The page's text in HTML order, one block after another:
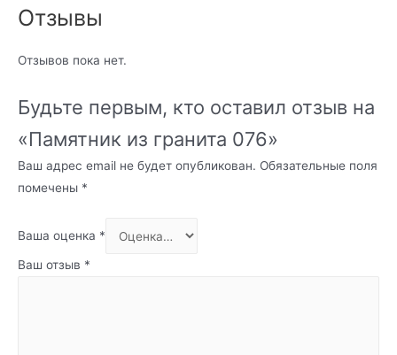
Отзывы
Отзывов пока нет.
Будьте первым, кто оставил отзыв на
«Памятник из гранита 076»
Ваш адрес email не будет опубликован. Обязательные поля
помечены *
Ваша оценка *
Ваш отзыв *